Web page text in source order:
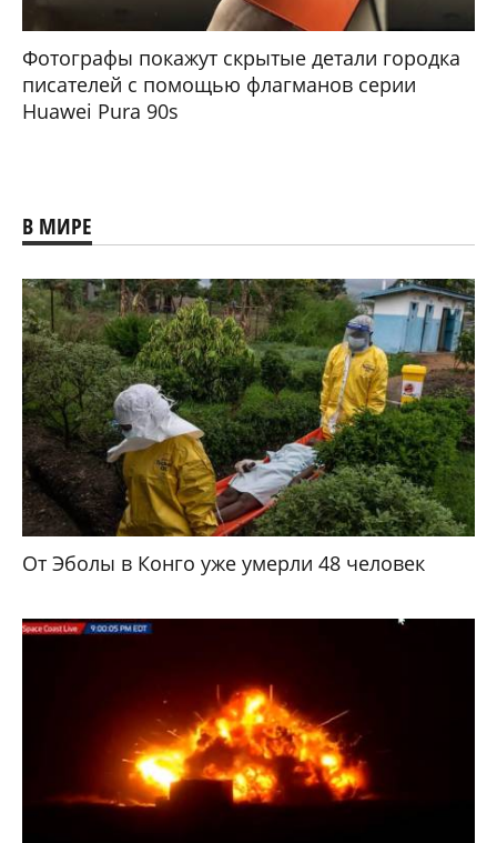
Фотографы покажут скрытые детали городка
писателей с помощью флагманов серии
Huawei Pura 90s
В МИРЕ
От Эболы в Конго уже умерли 48 человек